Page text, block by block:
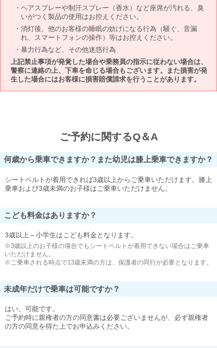
ヘアスプレーや制汗スプレー（香水）など座席が汚れる、臭
いがつく製品の使用はお控えください。
消灯後、他のお客様の睡眠の妨げになる行為（騒ぐ、音漏
れ、スマートフォンの操作）等はお控えください。
暴力行為など、その他迷惑行為
上記禁止事項が発覚した場合や乗務員の指示に従わない場合は、
警察に連絡の上、下車を命じる場合もございます。また損害が発
生した場合にはお客様に損害賠償請求を行うことがあります。
ご予約に関するQ＆A
何歳から乗車できますか？また幼児は膝上乗車できますか？
シートベルトが着用できれば3歳以上からご乗車いただけます。膝上
乗車および3歳未満のお子様はご乗車いただけません。
こども料金はありますか？
3歳以上～小学生はこども料金となります。
※3歳以上のお子様の場合でもシートベルトが着用できない場合はご乗車
いただけません。
※ご乗車される時点で13歳未満の方は、保護者の同行が必要となります。
未成年だけで乗車は可能ですか？
はい、可能です。
ご予約時に親権者の方の同意書は必要ございませんが、必ず親権者
の方の同意を得た上でお申込みください。